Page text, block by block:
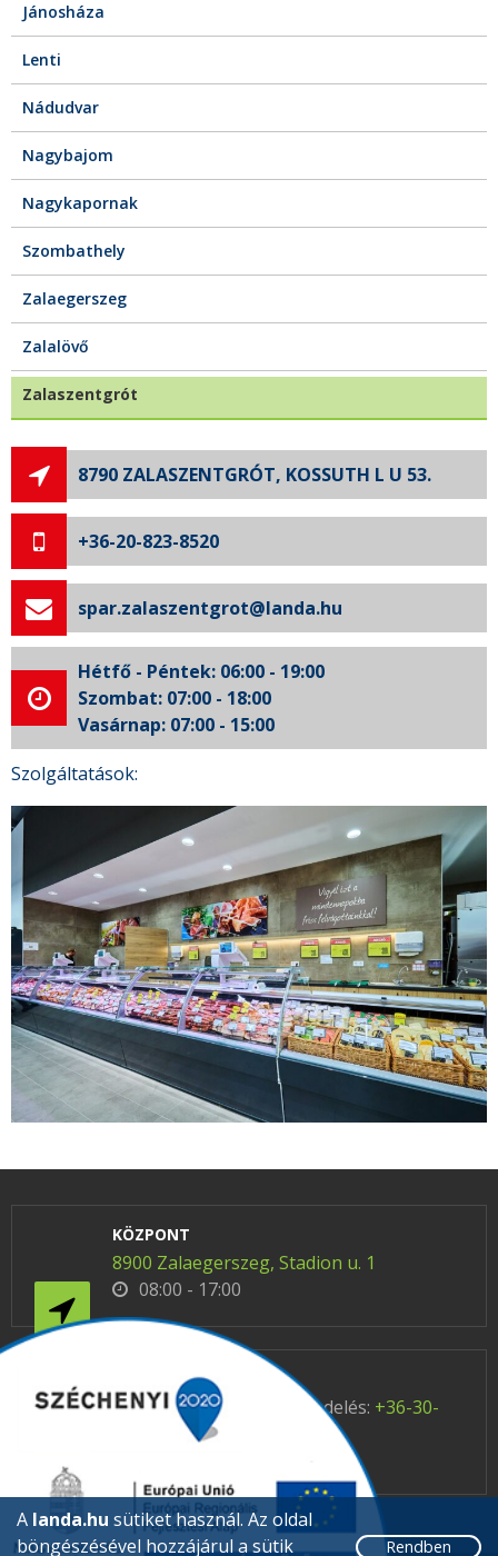
Jánosháza
Lenti
Nádudvar
Nagybajom
Nagykapornak
Szombathely
Zalaegerszeg
Zalalövő
Zalaszentgrót
8790 ZALASZENTGRÓT, KOSSUTH L U 53.
+36-20-823-8520
spar.zalaszentgrot@landa.hu
Hétfő - Péntek: 06:00 - 19:00
Szombat: 07:00 - 18:00
Vasárnap: 07:00 - 15:00
Szolgáltatások:
KÖZPONT
8900 Zalaegerszeg, Stadion u. 1
08:00 - 17:00
ELÉRHETŐSÉG
Telefon / üzemanyag rendelés: +36-30-
612-3940
A landa.hu sütiket használ. Az oldal
böngészésével hozzájárul a sütik
Rendben